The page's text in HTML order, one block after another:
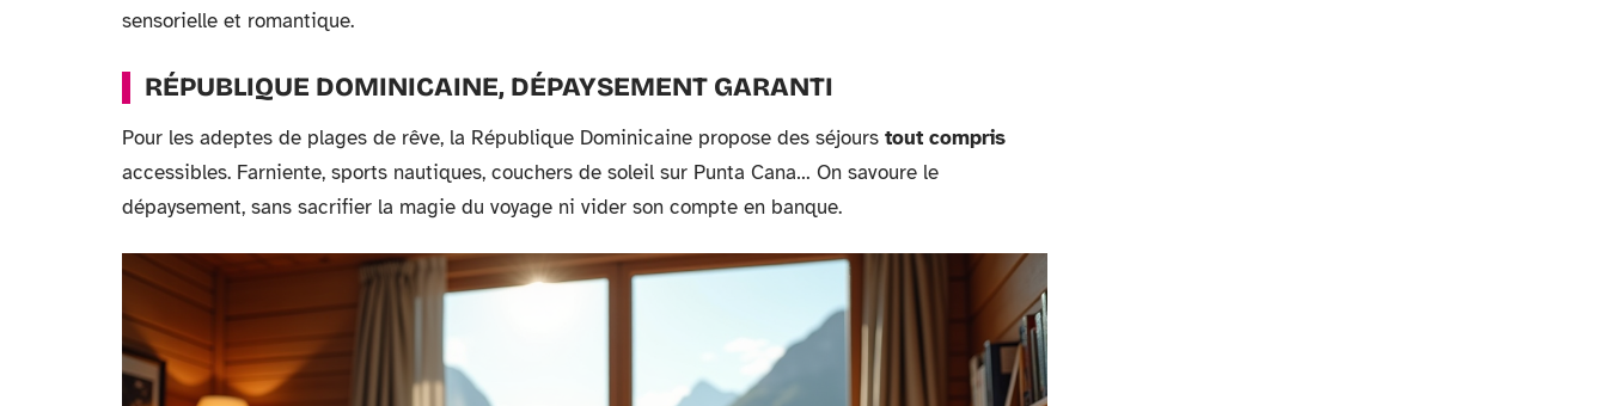
sensorielle et romantique.
RÉPUBLIQUE DOMINICAINE, DÉPAYSEMENT GARANTI
Pour les adeptes de plages de rêve, la République Dominicaine propose des séjours tout compris
accessibles. Farniente, sports nautiques, couchers de soleil sur Punta Cana… On savoure le
dépaysement, sans sacrifier la magie du voyage ni vider son compte en banque.